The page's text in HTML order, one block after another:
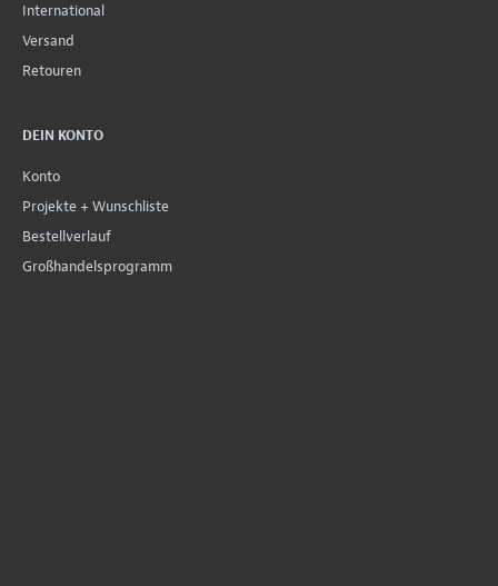
International
Versand
Retouren
DEIN KONTO
Konto
Projekte + Wunschliste
Bestellverlauf
Großhandelsprogramm